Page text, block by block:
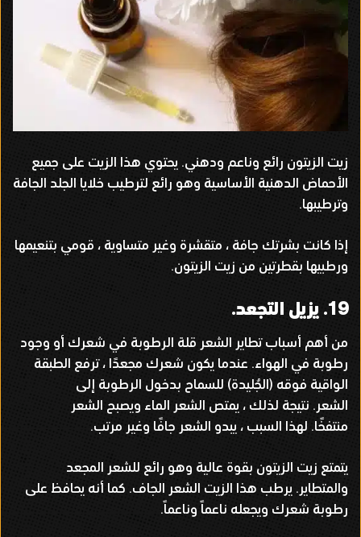
زيت الزيتون رائع وناعم ودهني. يحتوي هذا الزيت على جميع
الأحماض الدهنية الأساسية وهو رائع لترطيب خلايا الجلد الجافة
وترطيبها.
إذا كانت بشرتك جافة ، متقشرة وغير متساوية ، قومي بتنعيمها
ورطبيها بقطرتين من زيت الزيتون.
19. يزيل التجعد.
من أهم أسباب تطاير الشعر قلة الرطوبة في شعرك أو وجود
رطوبة في الهواء. عندما يكون شعرك مجعدًا ، ترفع الطبقة
الواقية فوقه (الجُليدة) للسماح بدخول الرطوبة إلى
الشعر. نتيجة لذلك ، يمتص الشعر الماء ويصبح الشعر
منتفخًا. لهذا السبب ، يبدو الشعر جافًا وغير مرتب.
يتمتع زيت الزيتون بقوة عالية وهو رائع للشعر المجعد
والمتطاير. يرطب هذا الزيت الشعر الجاف. كما أنه يحافظ على
رطوبة شعرك ويجعله ناعماً وناعماً.